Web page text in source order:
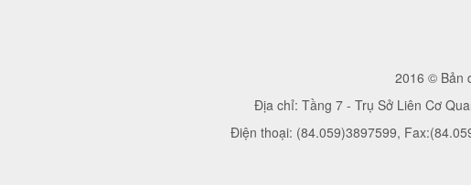
2016 © Bản
Địa chỉ: Tầng 7 - Trụ Sở Liên Cơ
Điện thoại: (84.059)3897599,